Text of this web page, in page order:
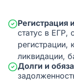
Регистрация
статус в ЕГР,
регистрации,
ликвидации,
Долги и